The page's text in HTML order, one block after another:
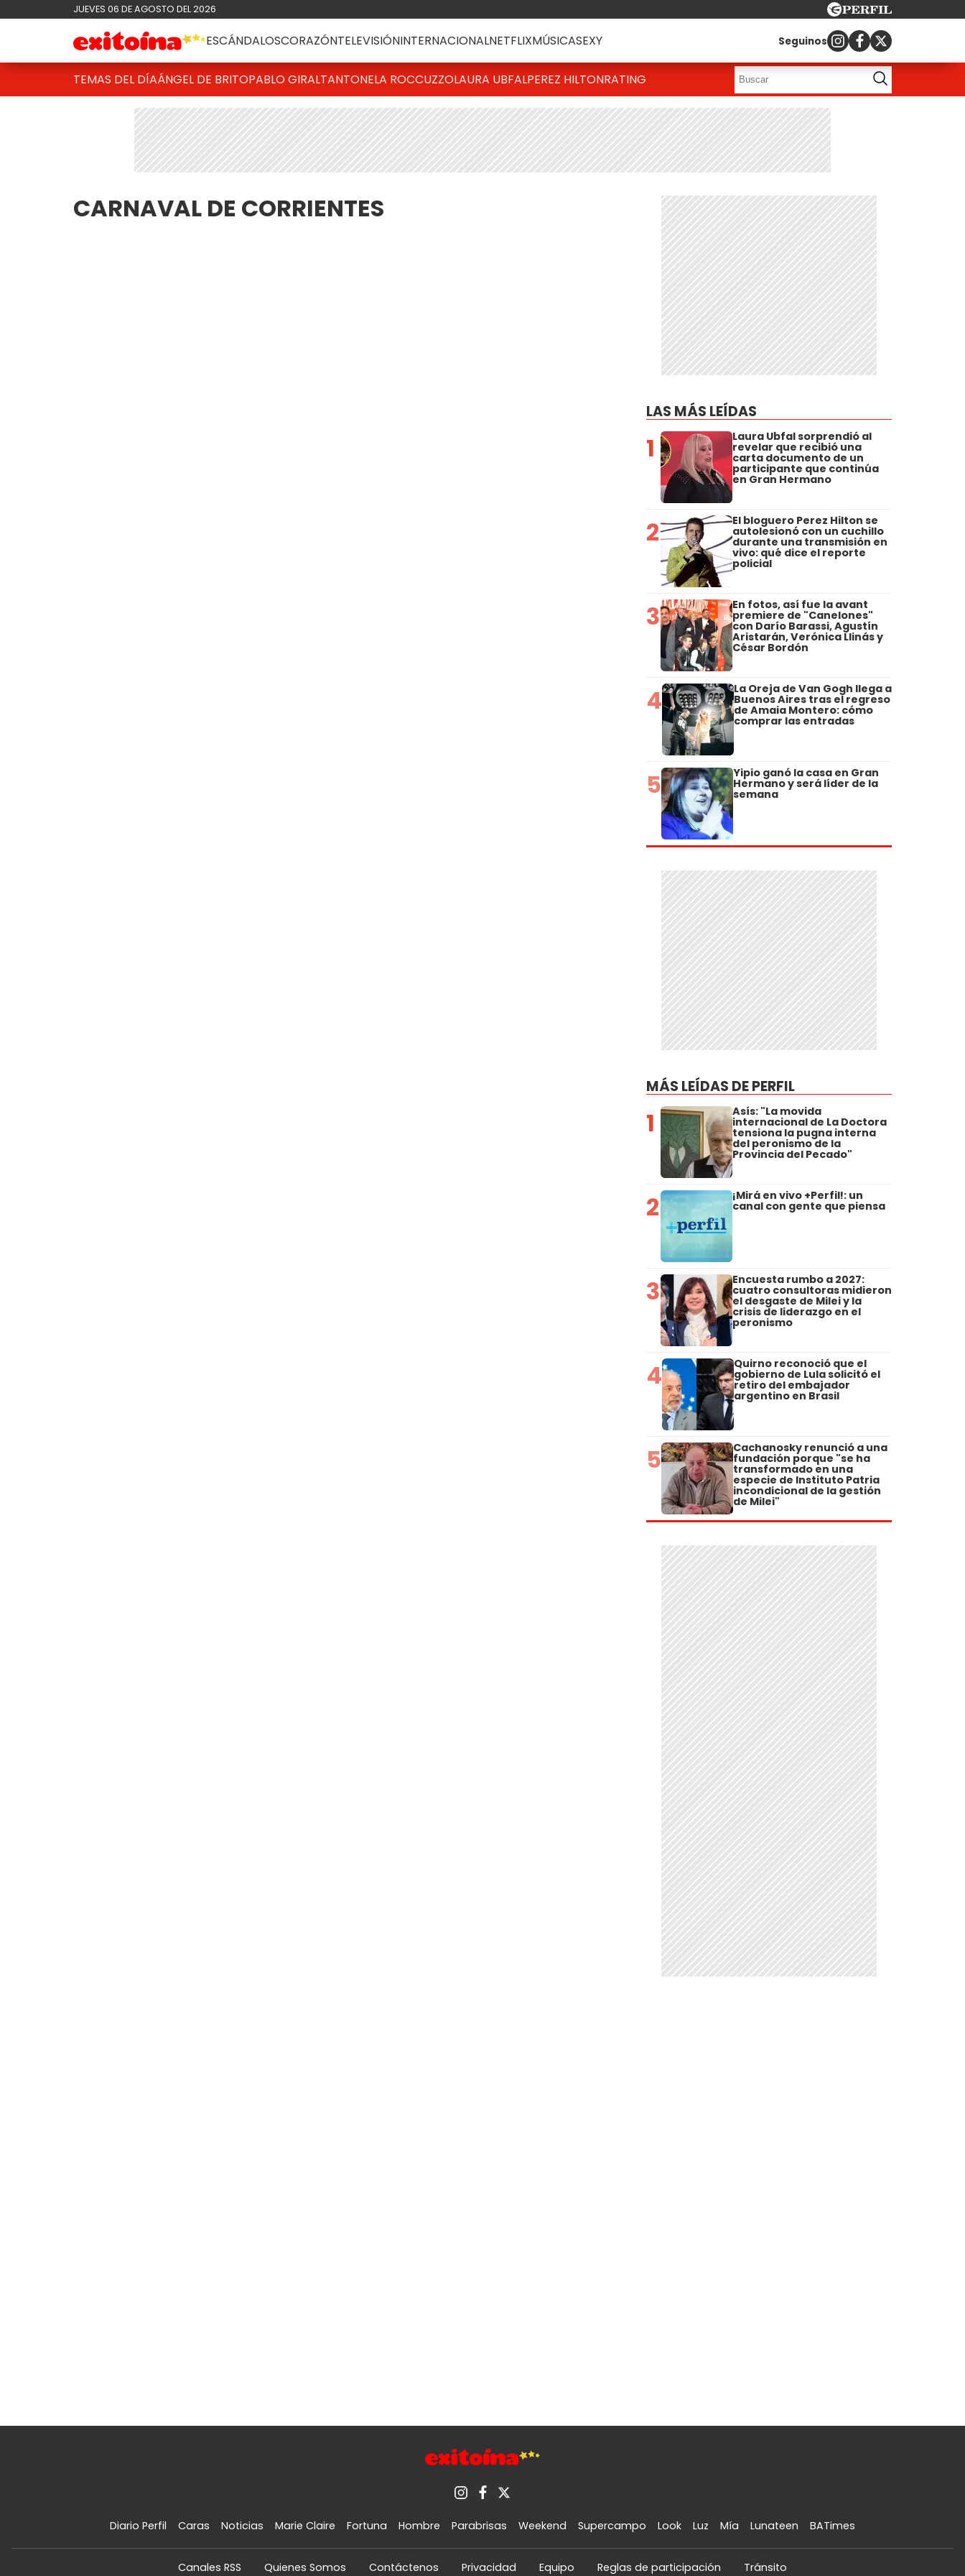
JUEVES 06 DE AGOSTO DEL 2026
ESCÁNDALOSCORAZÓNTELEVISIÓNINTERNACIONALNETFLIXMÚSICASEXY Seguinos
TEMAS DEL DÍAÁNGEL DE BRITOPABLO GIRALTANTONELA ROCCUZZOLAURA UBFALPEREZ HILTONRATING
CARNAVAL DE CORRIENTES
LAS MÁS LEÍDAS
1 Laura Ubfal sorprendió al
revelar que recibió una
carta documento de un
participante que continúa
en Gran Hermano
2 El bloguero Perez Hilton se
autolesionó con un cuchillo
durante una transmisión en
vivo: qué dice el reporte
policial
3 En fotos, así fue la avant
premiere de "Canelones"
con Darío Barassi, Agustín
Aristarán, Verónica Llinás y
César Bordón
4 La Oreja de Van Gogh llega a
Buenos Aires tras el regreso
de Amaia Montero: cómo
comprar las entradas
5 Yipio ganó la casa en Gran
Hermano y será líder de la
semana
MÁS LEÍDAS DE PERFIL
1 Asís: "La movida
internacional de La Doctora
tensiona la pugna interna
del peronismo de la
Provincia del Pecado"
2 ¡Mirá en vivo +Perfil!: un
canal con gente que piensa
3 Encuesta rumbo a 2027:
cuatro consultoras midieron
el desgaste de Milei y la
crisis de liderazgo en el
peronismo
4 Quirno reconoció que el
gobierno de Lula solicitó el
retiro del embajador
argentino en Brasil
5 Cachanosky renunció a una
fundación porque "se ha
transformado en una
especie de Instituto Patria
incondicional de la gestión
de Milei"
Diario Perfil Caras Noticias Marie Claire Fortuna Hombre Parabrisas Weekend Supercampo Look Luz Mía Lunateen BATimes
Canales RSS Quienes Somos Contáctenos Privacidad Equipo Reglas de participación Tránsito